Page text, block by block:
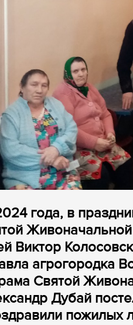
года, в
Виктор
агрогородка
Святой
Дубай
пожилых